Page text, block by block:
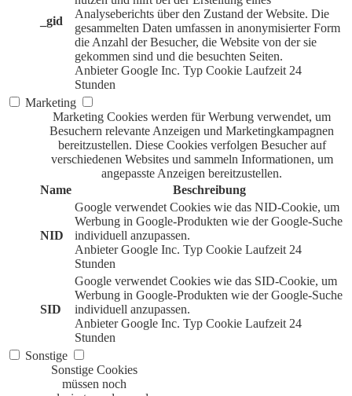
_gid
Analyseberichts über den Zustand der Website. Die
gesammelten Daten umfassen in anonymisierter Form
die Anzahl der Besucher, die Website von der sie
gekommen sind und die besuchten Seiten.
Anbieter Google Inc. Typ Cookie Laufzeit 24
Stunden
Marketing
Marketing Cookies werden für Werbung verwendet, um
Besuchern relevante Anzeigen und Marketingkampagnen
bereitzustellen. Diese Cookies verfolgen Besucher auf
verschiedenen Websites und sammeln Informationen, um
angepasste Anzeigen bereitzustellen.
Name
Beschreibung
NID
Google verwendet Cookies wie das NID-Cookie, um
Werbung in Google-Produkten wie der Google-Suche
individuell anzupassen.
Anbieter Google Inc. Typ Cookie Laufzeit 24
Stunden
SID
Google verwendet Cookies wie das SID-Cookie, um
Werbung in Google-Produkten wie der Google-Suche
individuell anzupassen.
Anbieter Google Inc. Typ Cookie Laufzeit 24
Stunden
Sonstige
Sonstige Cookies
müssen noch